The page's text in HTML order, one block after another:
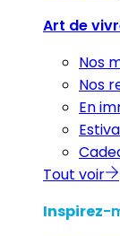
Art de
Nos
Nos
En
Tout voir
Inspirez-